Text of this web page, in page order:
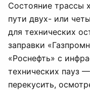
Состояние трассы
пути двух- или
для технических
заправки
«Роснефть» с
технических пауз
перекусить,